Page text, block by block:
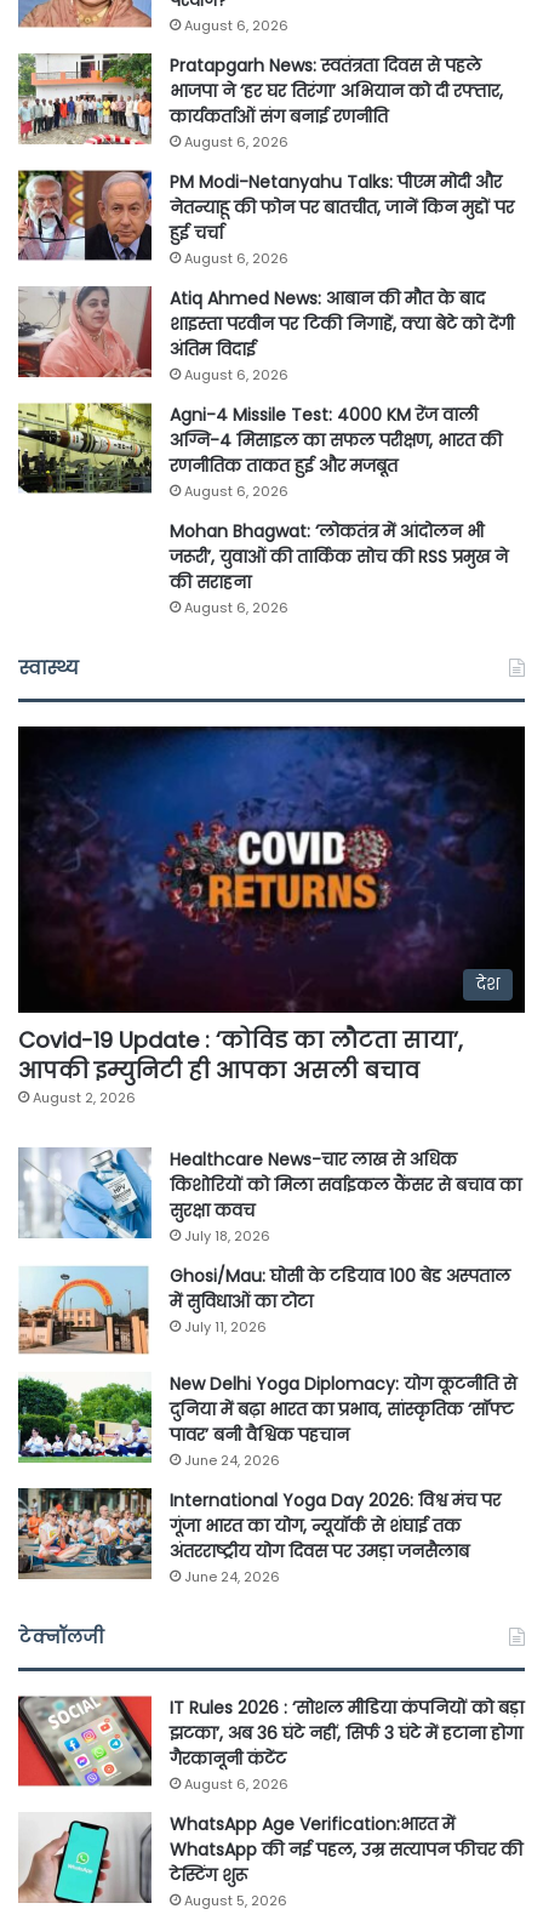
August 6, 2026
Pratapgarh News: स्वतंत्रता दिवस से पहले
भाजपा ने ‘हर घर तिरंगा’ अभियान को दी रफ्तार,
कार्यकर्ताओं संग बनाई रणनीति
August 6, 2026
PM Modi-Netanyahu Talks: पीएम मोदी और
नेतन्याहू की फोन पर बातचीत, जानें किन मुद्दों पर
हुई चर्चा
August 6, 2026
Atiq Ahmed News: आबान की मौत के बाद
शाइस्ता परवीन पर टिकी निगाहें, क्या बेटे को देंगी
अंतिम विदाई
August 6, 2026
Agni-4 Missile Test: 4000 KM रेंज वाली
अग्नि-4 मिसाइल का सफल परीक्षण, भारत की
रणनीतिक ताकत हुई और मजबूत
August 6, 2026
Mohan Bhagwat: ‘लोकतंत्र में आंदोलन भी
जरूरी’, युवाओं की तार्किक सोच की RSS प्रमुख ने
की सराहना
August 6, 2026
स्वास्थ्य
देश
Covid-19 Update : ‘कोविड का लौटता साया’,
आपकी इम्युनिटी ही आपका असली बचाव
August 2, 2026
Healthcare News-चार लाख से अधिक
किशोरियों को मिला सर्वाइकल कैंसर से बचाव का
सुरक्षा कवच
July 18, 2026
Ghosi/Mau: घोसी के टडियाव 100 बेड अस्पताल
में सुविधाओं का टोटा
July 11, 2026
New Delhi Yoga Diplomacy: योग कूटनीति से
दुनिया में बढ़ा भारत का प्रभाव, सांस्कृतिक ‘सॉफ्ट
पावर’ बनी वैश्विक पहचान
June 24, 2026
International Yoga Day 2026: विश्व मंच पर
गूंजा भारत का योग, न्यूयॉर्क से शंघाई तक
अंतरराष्ट्रीय योग दिवस पर उमड़ा जनसैलाब
June 24, 2026
टेक्नॉलजी
IT Rules 2026 : ‘सोशल मीडिया कंपनियों को बड़ा
झटका’, अब 36 घंटे नहीं, सिर्फ 3 घंटे में हटाना होगा
गैरकानूनी कंटेंट
August 6, 2026
WhatsApp Age Verification:भारत में
WhatsApp की नई पहल, उम्र सत्यापन फीचर की
टेस्टिंग शुरू
August 5, 2026